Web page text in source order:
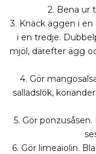
2. Bena ur
3. Knäck äggen i en
i en tredje.
mjöl, därefter ägg
4. Gör
salladslök,
5. Gör
6. Gör limeaiolin.